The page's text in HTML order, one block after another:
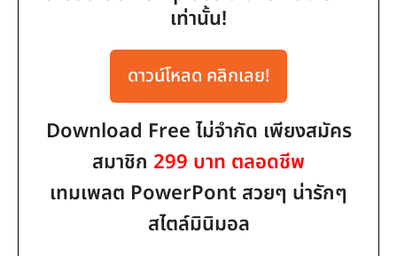
เท่านั้น!
ดาวน์โหลด คลิกเลย!
Download Free ไม่จำกัด เพียงสมัคร
สมาชิก 299 บาท ตลอดชีพ
เทมเพลต PowerPont สวยๆ น่ารักๆ
สไตล์มินิมอล